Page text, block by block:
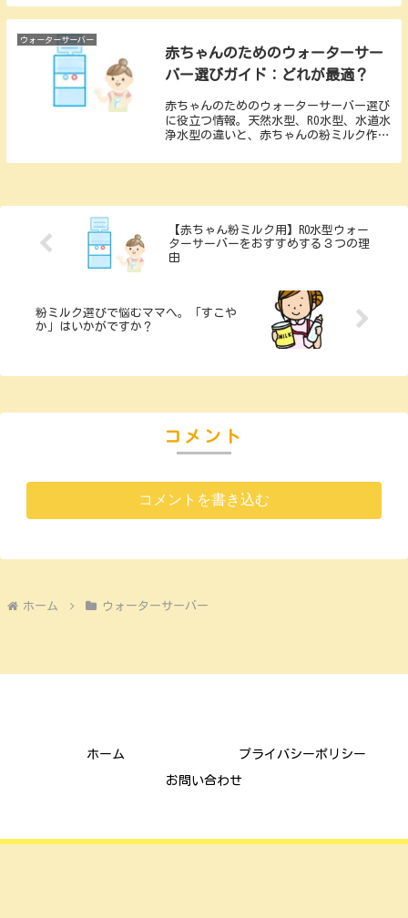
選択肢です。微細な不純物や汚染物質を効
果的に除去し、純粋でクリーンな水を提供
る水も安全であり、赤ちゃんの健やかな成
長に寄与します。
ウォーターサーバー
赤ちゃんのためのウォーターサー
バー選びガイド：どれが最適？
赤ちゃんのためのウォーターサーバー選び
に役立つ情報。天然水型、RO水型、水道水
浄水型の違いと、赤ちゃんの粉ミルク作り
ラル補給、安全性、環境への貢献など、お
み出すためのブログ記事です。
【赤ちゃん粉ミルク用】RO水型ウォー
ターサーバーをおすすめする３つの理
由
粉ミルク選びで悩むママへ。「すこや
か」はいかがですか？
コメント
コメントを書き込む
ホーム ウォーターサーバー
ホーム プライバシーポリシー
お問い合わせ